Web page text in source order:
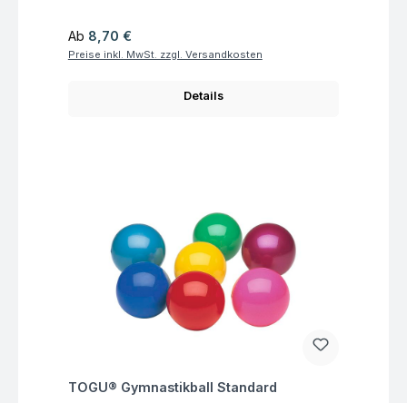
Regulärer Preis:
Ab 8,70 €
Preise inkl. MwSt. zzgl. Versandkosten
Details
Fragen zum Artikel
TOGU® Gymnastikball Standard